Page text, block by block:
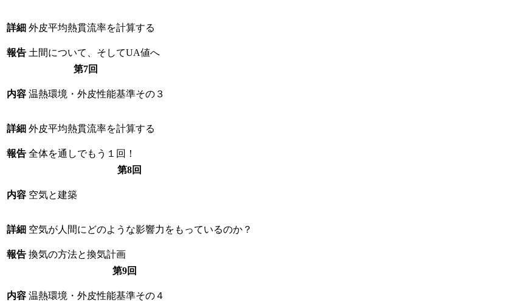
詳細 外皮平均熱貫流率を計算する
報告 土間について、そしてUA値へ
第7回
内容 温熱環境・外皮性能基準その３
詳細 外皮平均熱貫流率を計算する
報告 全体を通しでもう１回！
第8回
内容 空気と建築
詳細 空気が人間にどのような影響力をもっているのか？
報告 換気の方法と換気計画
第9回
内容 温熱環境・外皮性能基準その４